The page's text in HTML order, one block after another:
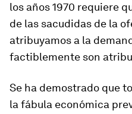
los años 1970 requiere
de las sacudidas de la
atribuyamos a la
factiblemente son
Se ha demostrado que
la fábula económica